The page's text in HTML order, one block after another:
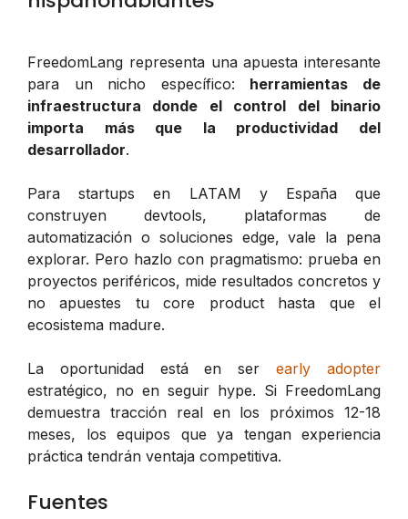
FreedomLang representa una apuesta interesante
para un nicho específico: herramientas de
infraestructura donde el control del binario
importa más que la productividad del
desarrollador.
Para startups en LATAM y España que
construyen devtools, plataformas de
automatización o soluciones edge, vale la pena
explorar. Pero hazlo con pragmatismo: prueba en
proyectos periféricos, mide resultados concretos y
no apuestes tu core product hasta que el
ecosistema madure.
La oportunidad está en serearly adopter
estratégico, no en seguir hype. Si FreedomLang
demuestra tracción real en los próximos 12-18
meses, los equipos que ya tengan experiencia
práctica tendrán ventaja competitiva.
Fuentes